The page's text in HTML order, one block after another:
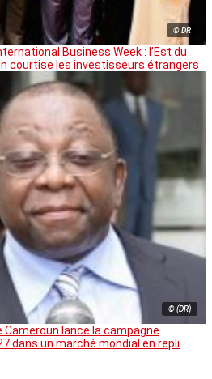
© DR
Business Week : l’Est du
courtise les investisseurs étrangers
© (DR)
Cameroun lance la campagne
dans un marché mondial en repli